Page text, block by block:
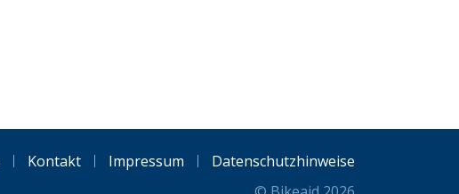
Kontakt Impressum
Datenschutzhinweise